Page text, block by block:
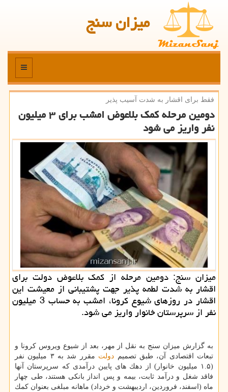
میزان سنج
منو
فقط برای اقشار به شدت آسیب پذیر
دومین مرحله كمك بلاعوض امشب برای ۳ میلیون
نفر واریز می شود
میزان سنج: دومین مرحله از كمك بلاعوض دولت برای
اقشار به شدت لطمه پذیر جهت پشتیبانی از معیشت این
اقشار در روزهای شیوع كرونا، امشب به حساب 3 میلیون
نفر از سرپرستان خانوار واریز می شود.
به گزارش میزان سنج به نقل از مهر، بعد از شیوع ویروس كرونا و
تبعات اقتصادی آن، طبق تصمیم دولت
مقرر شد به ۳ میلیون نفر
(۱.۵ میلیون خانوار) از دهك های پایین درآمدی كه سرپرستان آنها
فاقد شغل و درآمد ثابت، بیمه و پس انداز بانكی هستند، طی چهار
ماه (اسفند، فروردین، اردیبهشت و خرداد) ماهانه مبلغی بعنوان كمك